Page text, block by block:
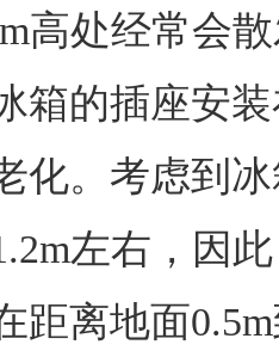
高处经常会
箱的插座安
化。考虑到
左右，因
距离地面